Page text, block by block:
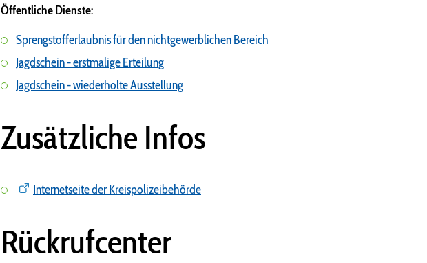
Öffentliche Dienste:
Sprengstofferlaubnis für den nichtgewerblichen Bereich
Jagdschein - erstmalige Erteilung
Jagdschein - wiederholte Ausstellung
Zusätzliche Infos
Internetseite der Kreispolizeibehörde
Rückrufcenter